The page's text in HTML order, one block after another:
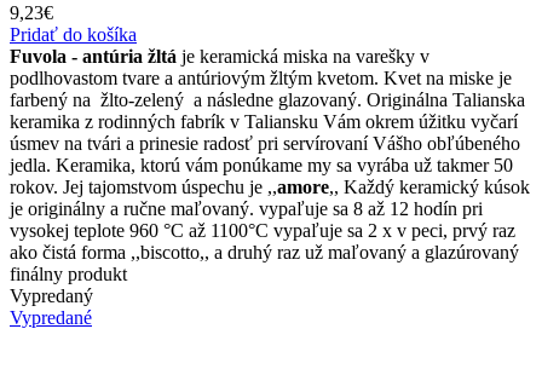
9,23€
Pridať do košíka
Fuvola - antúria žltá je keramická miska na varešky v
podlhovastom tvare a antúriovým žltým kvetom. Kvet na miske je
farbený na žlto-zelený a následne glazovaný. Originálna Talianska
keramika z rodinných fabrík v Taliansku Vám okrem úžitku vyčarí
úsmev na tvári a prinesie radosť pri servírovaní Vášho obľúbeného
jedla. Keramika, ktorú vám ponúkame my sa vyrába už takmer 50
rokov. Jej tajomstvom úspechu je ,,amore,, Každý keramický kúsok
je originálny a ručne maľovaný. vypaľuje sa 8 až 12 hodín pri
vysokej teplote 960 °C až 1100°C vypaľuje sa 2 x v peci, prvý raz
ako čistá forma ,,biscotto,, a druhý raz už maľovaný a glazúrovaný
finálny produkt
Vypredaný
Vypredané